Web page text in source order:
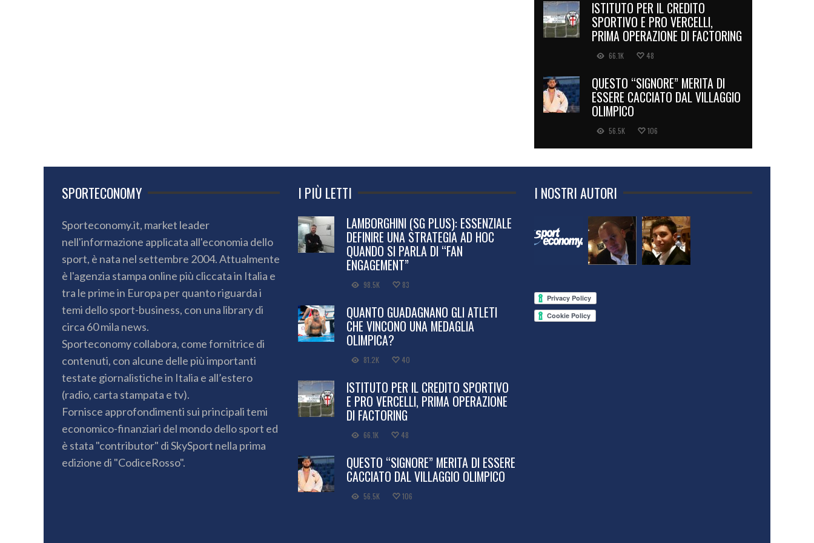
ISTITUTO PER IL CREDITO
SPORTIVO E PRO VERCELLI,
PRIMA OPERAZIONE DI FACTORING
66.1K 48
QUESTO “SIGNORE” MERITA DI
ESSERE CACCIATO DAL VILLAGGIO
OLIMPICO
56.5K 106
SPORTECONOMY
Sporteconomy.it, market leader
nell'informazione applicata all'economia dello
sport, è nata nel settembre 2004. Attualmente
è l'agenzia stampa online più cliccata in Italia e
tra le prime in Europa per quanto riguarda i
temi dello sport-business, con una library di
circa 60 mila news.
Sporteconomy collabora, come fornitrice di
contenuti, con alcune delle più importanti
testate giornalistiche in Italia e all’estero
(radio, carta stampata e tv).
Fornisce approfondimenti sui principali temi
economico-finanziari del mondo dello sport ed
è stata "contributor" di SkySport nella prima
edizione di "CodiceRosso".
I PIÙ LETTI
LAMBORGHINI (SG PLUS): ESSENZIALE
DEFINIRE UNA STRATEGIA AD HOC
QUANDO SI PARLA DI “FAN
ENGAGEMENT”
98.5K 83
QUANTO GUADAGNANO GLI ATLETI
CHE VINCONO UNA MEDAGLIA
OLIMPICA?
81.2K 40
ISTITUTO PER IL CREDITO SPORTIVO
E PRO VERCELLI, PRIMA OPERAZIONE
DI FACTORING
66.1K 48
QUESTO “SIGNORE” MERITA DI ESSERE
CACCIATO DAL VILLAGGIO OLIMPICO
56.5K 106
I NOSTRI AUTORI